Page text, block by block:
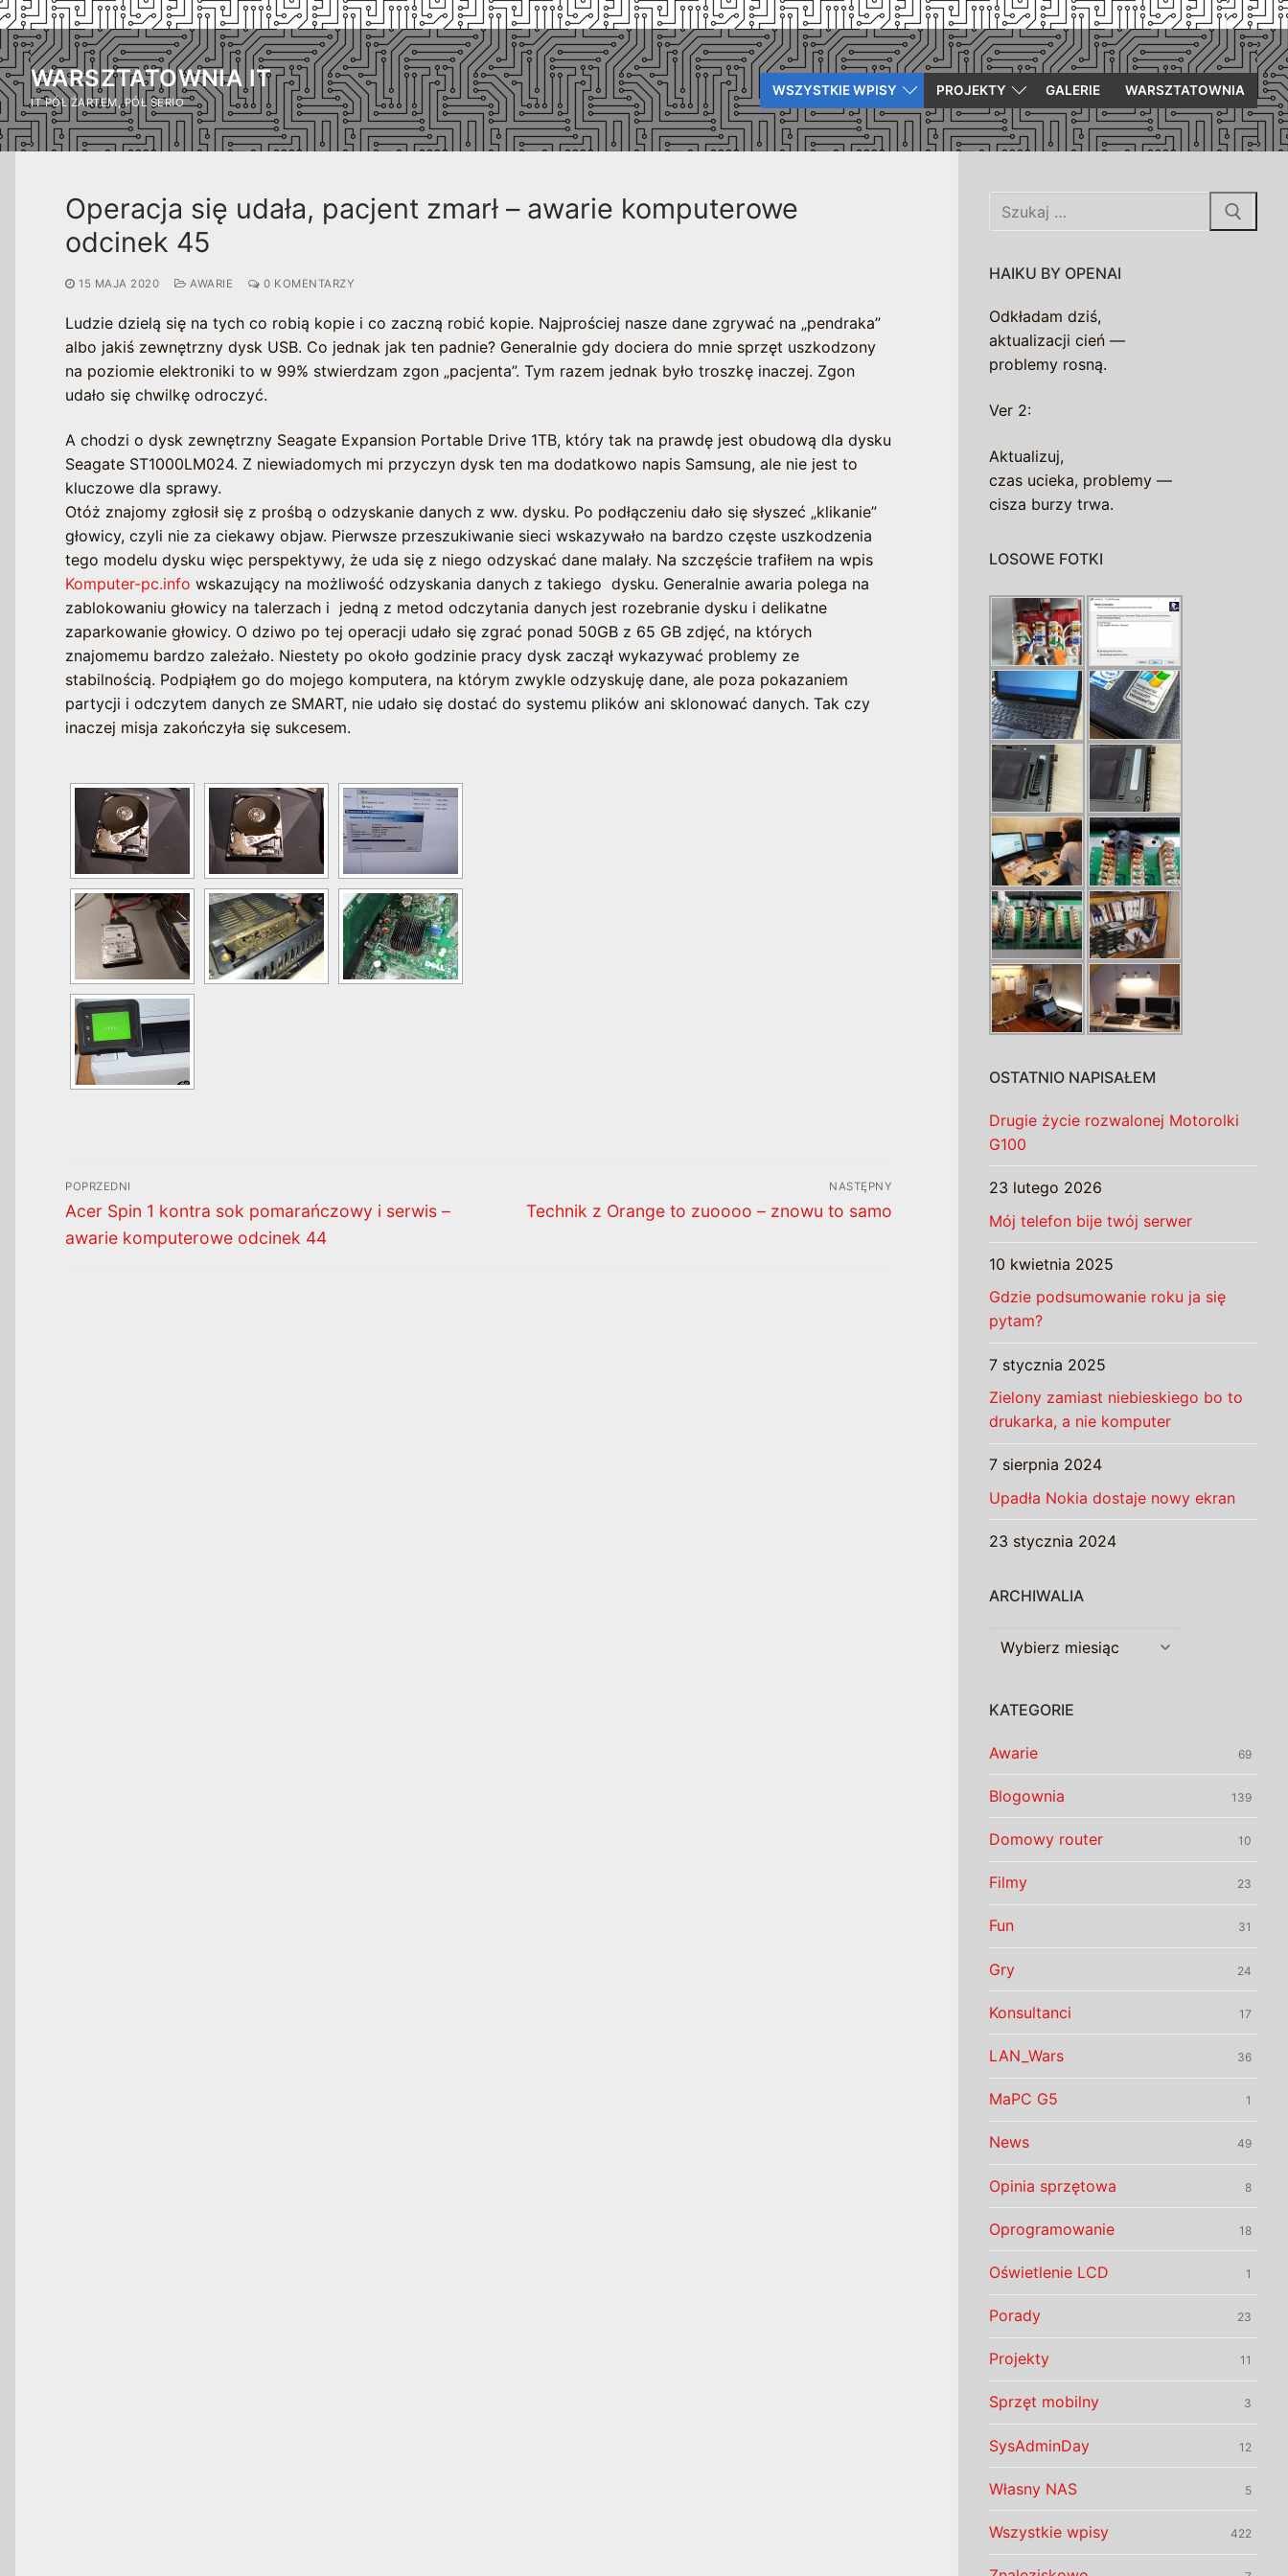
Przejdź
do
treściWARSZTATOWNIA IT
IT PÓŁ ŻARTEM, PÓŁ SERIO
WSZYSTKIE WPISY PROJEKTY GALERIE WARSZTATOWNIA
Operacja się udała, pacjent zmarł – awarie komputerowe
odcinek 45
15 MAJA 2020 AWARIE 0 KOMENTARZY
Ludzie dzielą się na tych co robią kopie i co zaczną robić kopie. Najprościej nasze dane zgrywać na „pendraka”
albo jakiś zewnętrzny dysk USB. Co jednak jak ten padnie? Generalnie gdy dociera do mnie sprzęt uszkodzony
na poziomie elektroniki to w 99% stwierdzam zgon „pacjenta”. Tym razem jednak było troszkę inaczej. Zgon
udało się chwilkę odroczyć.
A chodzi o dysk zewnętrzny Seagate Expansion Portable Drive 1TB, który tak na prawdę jest obudową dla dysku
Seagate ST1000LM024. Z niewiadomych mi przyczyn dysk ten ma dodatkowo napis Samsung, ale nie jest to
kluczowe dla sprawy.
Otóż znajomy zgłosił się z prośbą o odzyskanie danych z ww. dysku. Po podłączeniu dało się słyszeć „klikanie”
głowicy, czyli nie za ciekawy objaw. Pierwsze przeszukiwanie sieci wskazywało na bardzo częste uszkodzenia
tego modelu dysku więc perspektywy, że uda się z niego odzyskać dane malały. Na szczęście trafiłem na wpis
Komputer-pc.info wskazujący na możliwość odzyskania danych z takiego dysku. Generalnie awaria polega na
zablokowaniu głowicy na talerzach i jedną z metod odczytania danych jest rozebranie dysku i delikatne
zaparkowanie głowicy. O dziwo po tej operacji udało się zgrać ponad 50GB z 65 GB zdjęć, na których
znajomemu bardzo zależało. Niestety po około godzinie pracy dysk zaczął wykazywać problemy ze
stabilnością. Podpiąłem go do mojego komputera, na którym zwykle odzyskuję dane, ale poza pokazaniem
partycji i odczytem danych ze SMART, nie udało się dostać do systemu plików ani sklonować danych. Tak czy
inaczej misja zakończyła się sukcesem.
Nawigacja
wpisu
POPRZEDNI
Poprzedni
wpis:
Acer Spin 1 kontra sok pomarańczowy i serwis –
awarie komputerowe odcinek 44
NASTĘPNY
Następny
Technik z Orange to zuoooo – znowu to samo
Szukaj:
HAIKU BY OPENAI
Odkładam dziś,
aktualizacji cień —
problemy rosną.
Ver 2:
Aktualizuj,
czas ucieka, problemy —
cisza burzy trwa.
LOSOWE FOTKI
OSTATNIO NAPISAŁEM
Drugie życie rozwalonej Motorolki
G100
23 lutego 2026
Mój telefon bije twój serwer
10 kwietnia 2025
Gdzie podsumowanie roku ja się
pytam?
7 stycznia 2025
Zielony zamiast niebieskiego bo to
drukarka, a nie komputer
7 sierpnia 2024
Upadła Nokia dostaje nowy ekran
23 stycznia 2024
ARCHIWALIA
Archiwalia
KATEGORIE
Awarie 69
Blogownia 139
Domowy router 10
Filmy 23
Fun 31
Gry 24
Konsultanci 17
LAN_Wars 36
MaPC G5 1
News 49
Opinia sprzętowa 8
Oprogramowanie 18
Oświetlenie LCD 1
Porady 23
Projekty 11
Sprzęt mobilny 3
SysAdminDay 12
Własny NAS 5
Wszystkie wpisy 422